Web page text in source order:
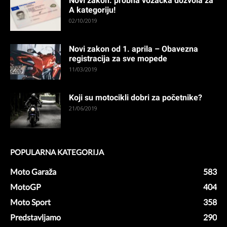
A kategoriju!
02/10/2019
Novi zakon od 1. aprila – Obavezna
registracija za sve mopede
11/03/2019
Koji su motocikli dobri za početnike?
21/06/2019
POPULARNA KATEGORIJA
Moto Garaža
583
MotoGP
404
Moto Sport
358
Predstavljamo
290